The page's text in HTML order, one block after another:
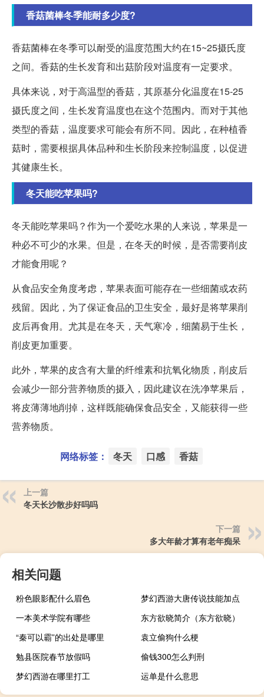
香菇菌棒冬季能耐多少度?
香菇菌棒在冬季可以耐受的温度范围大约在15~25摄氏度
之间。香菇的生长发育和出菇阶段对温度有一定要求。
具体来说，对于高温型的香菇，其原基分化温度在15-25
摄氏度之间，生长发育温度也在这个范围内。而对于其他
类型的香菇，温度要求可能会有所不同。因此，在种植香
菇时，需要根据具体品种和生长阶段来控制温度，以促进
其健康生长。
冬天能吃苹果吗?
冬天能吃苹果吗？作为一个爱吃水果的人来说，苹果是一
种必不可少的水果。但是，在冬天的时候，是否需要削皮
才能食用呢？
从食品安全角度考虑，苹果表面可能存在一些细菌或农药
残留。因此，为了保证食品的卫生安全，最好是将苹果削
皮后再食用。尤其是在冬天，天气寒冷，细菌易于生长，
削皮更加重要。
此外，苹果的皮含有大量的纤维素和抗氧化物质，削皮后
会减少一部分营养物质的摄入，因此建议在洗净苹果后，
将皮薄薄地削掉，这样既能确保食品安全，又能获得一些
营养物质。
网络标签： 冬天 口感 香菇
上一篇
冬天长沙散步好吗吗
下一篇
多大年龄才算有老年痴呆
相关问题
粉色眼影配什么眉色
梦幻西游大唐传说技能加点
一本美术学院有哪些
东方欲晓简介（东方欲晓）
“秦可以霸”的出处是哪里
袁立偷狗什么梗
勉县医院春节放假吗
偷钱300怎么判刑
梦幻西游在哪里打工
运单是什么意思